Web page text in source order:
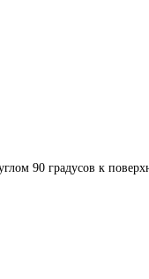
90 градусов к